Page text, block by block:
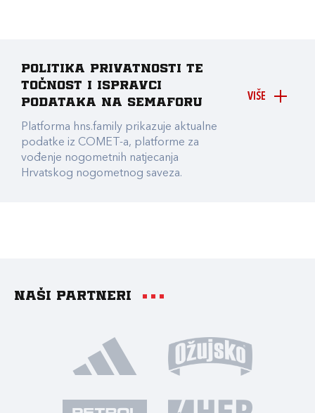
VIŠE
Politika privatnosti te
točnost i ispravci
podataka na Semaforu
Platforma hns.family prikazuje aktualne
podatke iz COMET-a, platforme za
vođenje nogometnih natjecanja
Hrvatskog nogometnog saveza.
Naši partneri